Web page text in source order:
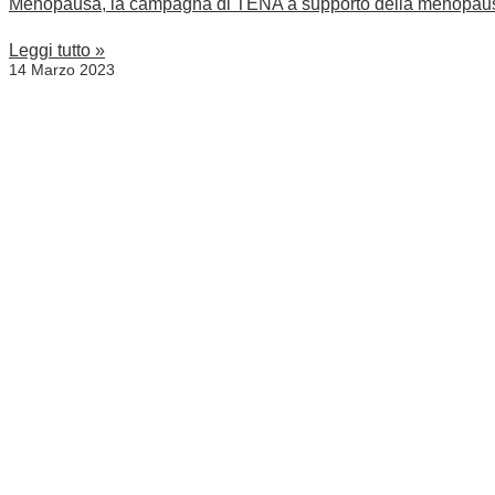
Menopausa, la campagna di TENA a supporto della
Leggi tutto »
14 Marzo 2023